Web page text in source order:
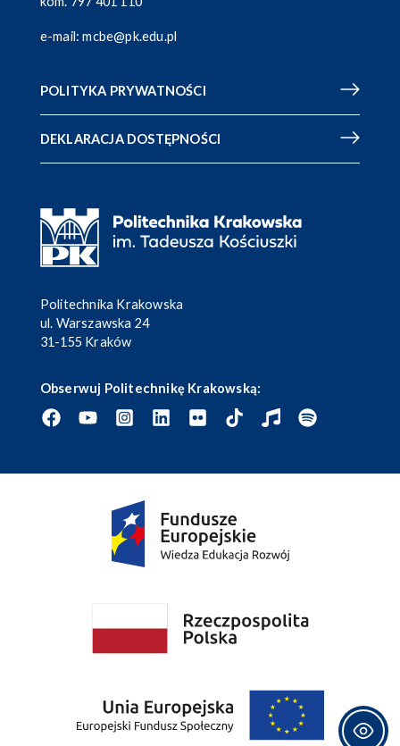
e-mail:mcbe@pk.edu.pl
POLITYKA PRYWATNOŚCI
DEKLARACJA DOSTĘPNOŚCI
Politechnika Krakowska
ul. Warszawska 24
31-155 Kraków
Obserwuj Politechnikę Krakowską: